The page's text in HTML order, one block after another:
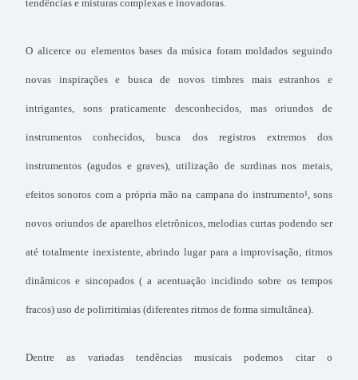
tendências e misturas complexas e inovadoras.
O alicerce ou elementos bases da música foram moldados seguindo
novas inspirações e busca de novos timbres mais estranhos e
intrigantes, sons praticamente desconhecidos, mas oriundos de
instrumentos conhecidos, busca dos registros extremos dos
instrumentos (agudos e graves), utilização de surdinas nos metais,
efeitos sonoros com a própria mão na campana do instrumento¹, sons
novos oriundos de aparelhos eletrônicos, melodias curtas podendo ser
até totalmente inexistente, abrindo lugar para a improvisação, ritmos
dinâmicos e sincopados ( a acentuação incidindo sobre os tempos
fracos) uso de polirritimias (diferentes ritmos de forma simultânea).
Dentre as variadas tendências musicais podemos citar o